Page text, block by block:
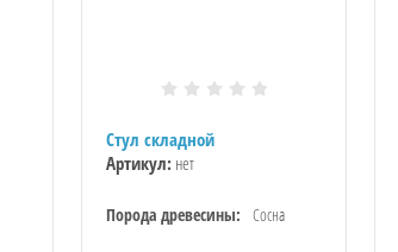
Стул складной
Артикул: нет
Порода древесины: Сосна